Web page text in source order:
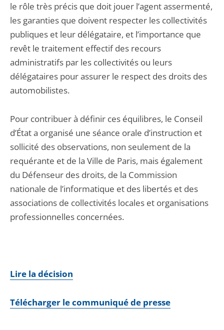
le rôle très précis que doit jouer l’agent assermenté,
les garanties que doivent respecter les collectivités
publiques et leur délégataire, et l’importance que
revêt le traitement effectif des recours
administratifs par les collectivités ou leurs
délégataires pour assurer le respect des droits des
automobilistes.
Pour contribuer à définir ces équilibres, le Conseil
d’État a organisé une séance orale d’instruction et
sollicité des observations, non seulement de la
requérante et de la Ville de Paris, mais également
du Défenseur des droits, de la Commission
nationale de l’informatique et des libertés et des
associations de collectivités locales et organisations
professionnelles concernées.
Lire la décision
Télécharger le communiqué de presse